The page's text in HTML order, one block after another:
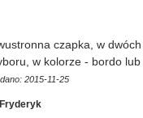
czapka, w
w kolorze - bordo
2015-11-25